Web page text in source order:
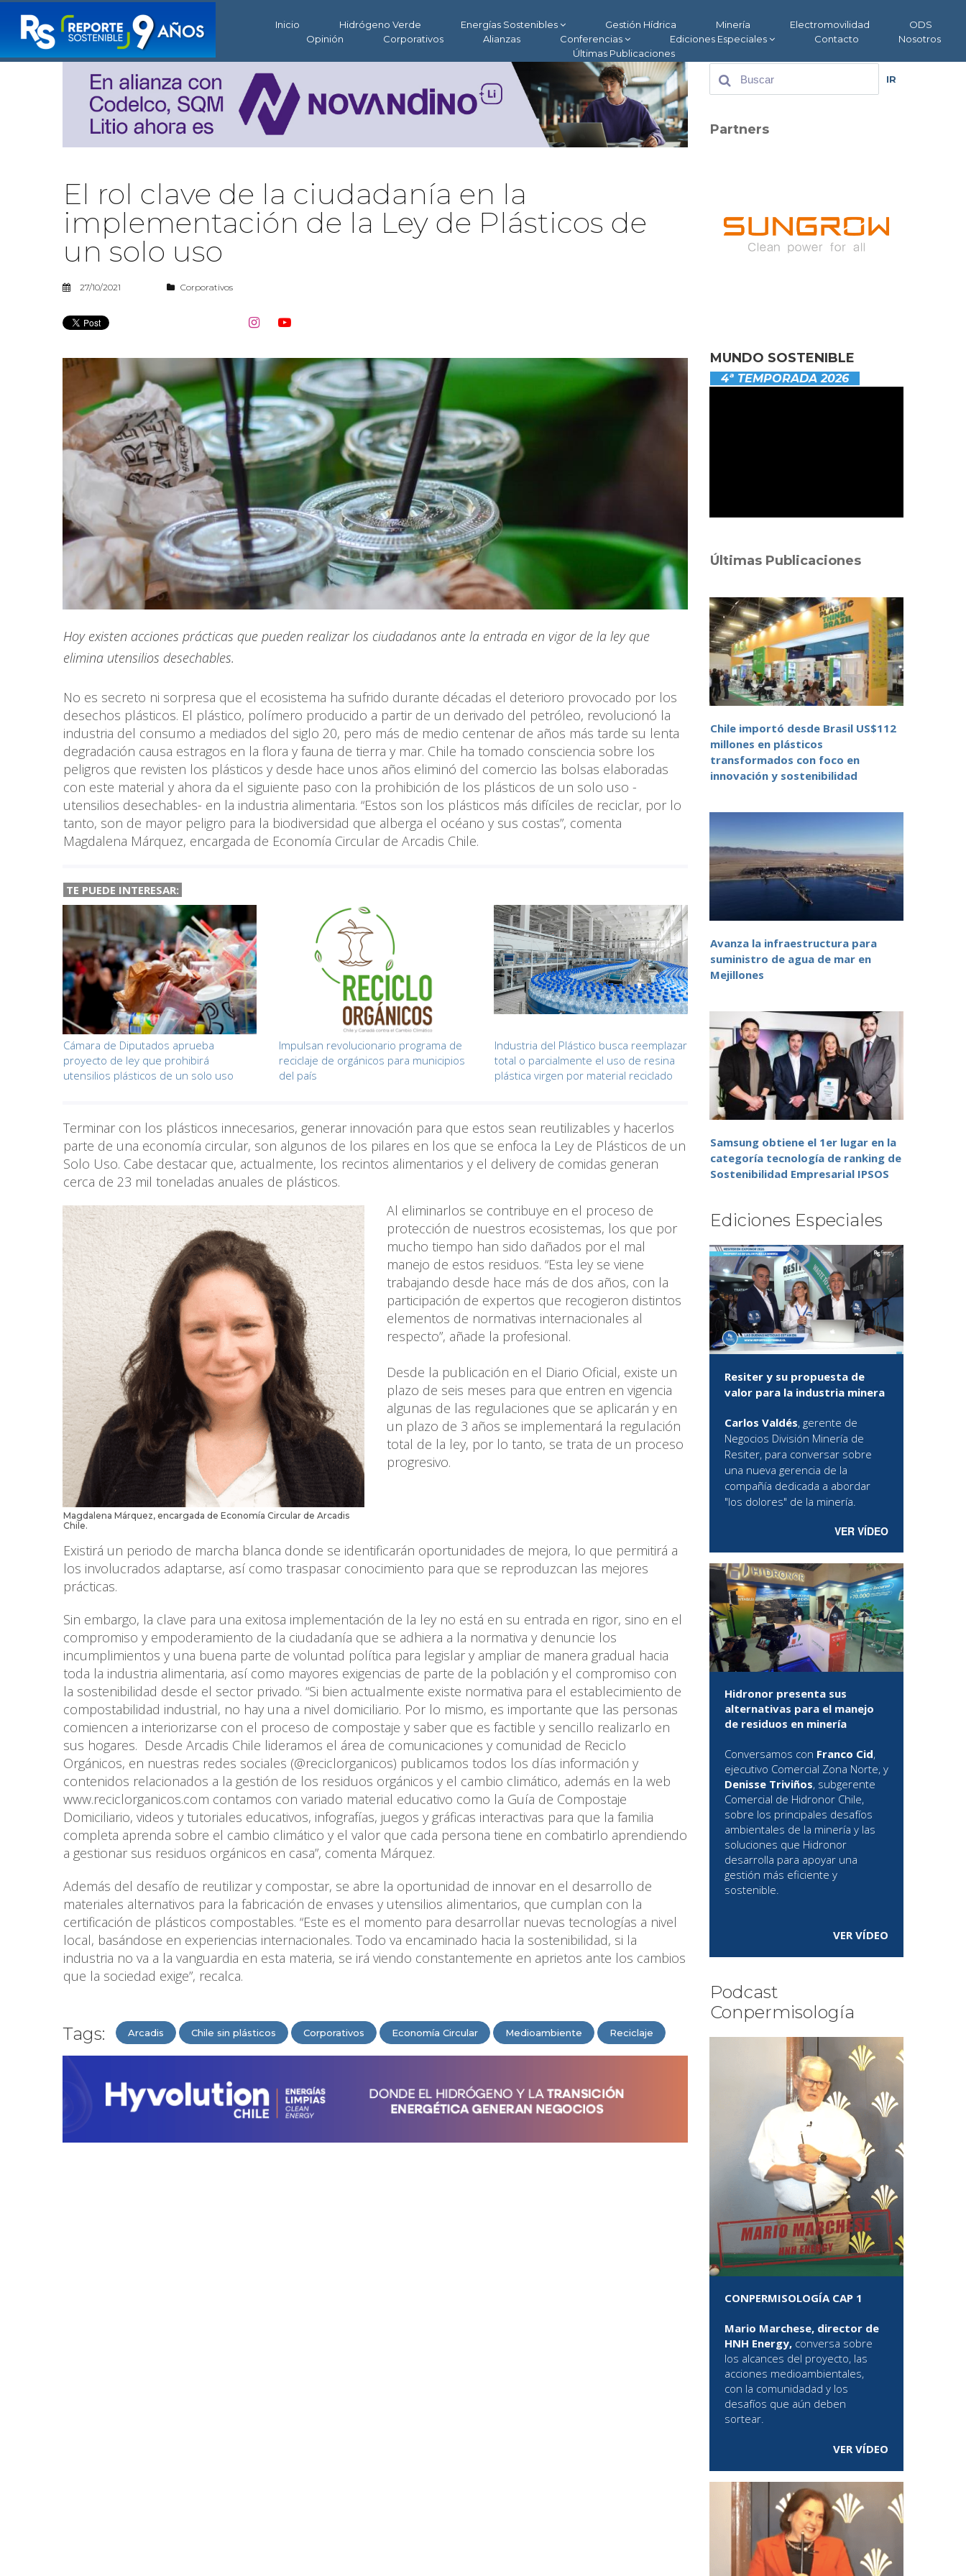
Inicio Hidrógeno Verde Energías Sostenibles Gestión Hídrica Minería Electromovilidad
ODS
Opinión
Corporativos Alianzas Conferencias Ediciones Especiales Contacto
Nosotros
Últimas Publicaciones
El rol clave de la ciudadanía en la
implementación de la Ley de Plásticos de
un solo uso
27/10/2021 Corporativos
 
Hoy existen acciones prácticas que pueden realizar los ciudadanos ante la entrada en vigor de la ley que
elimina utensilios desechables.
No es secreto ni sorpresa que el ecosistema ha sufrido durante décadas el deterioro provocado por los
desechos plásticos. El plástico, polímero producido a partir de un derivado del petróleo, revolucionó la
industria del consumo a mediados del siglo 20, pero más de medio centenar de años más tarde su lenta
degradación causa estragos en la flora y fauna de tierra y mar. Chile ha tomado consciencia sobre los
peligros que revisten los plásticos y desde hace unos años eliminó del comercio las bolsas elaboradas
con este material y ahora da el siguiente paso con la prohibición de los plásticos de un solo uso -
utensilios desechables- en la industria alimentaria. “Estos son los plásticos más difíciles de reciclar, por lo
tanto, son de mayor peligro para la biodiversidad que alberga el océano y sus costas”, comenta
Magdalena Márquez, encargada de Economía Circular de Arcadis Chile.
TE PUEDE INTERESAR:
Cámara de Diputados aprueba
proyecto de ley que prohibirá
utensilios plásticos de un solo uso
Impulsan revolucionario programa de
reciclaje de orgánicos para municipios
del país
Industria del Plástico busca reemplazar
total o parcialmente el uso de resina
plástica virgen por material reciclado
Terminar con los plásticos innecesarios, generar innovación para que estos sean reutilizables y hacerlos
parte de una economía circular, son algunos de los pilares en los que se enfoca la Ley de Plásticos de un
Solo Uso. Cabe destacar que, actualmente, los recintos alimentarios y el delivery de comidas generan
cerca de 23 mil toneladas anuales de plásticos.
Magdalena Márquez, encargada de Economía Circular de Arcadis
Chile.
Al eliminarlos se contribuye en el proceso de
protección de nuestros ecosistemas, los que por
mucho tiempo han sido dañados por el mal
manejo de estos residuos. “Esta ley se viene
trabajando desde hace más de dos años, con la
participación de expertos que recogieron distintos
elementos de normativas internacionales al
respecto”, añade la profesional.
Desde la publicación en el Diario Oficial, existe un
plazo de seis meses para que entren en vigencia
algunas de las regulaciones que se aplicarán y en
un plazo de 3 años se implementará la regulación
total de la ley, por lo tanto, se trata de un proceso
progresivo.
Existirá un periodo de marcha blanca donde se identificarán oportunidades de mejora, lo que permitirá a
los involucrados adaptarse, así como traspasar conocimiento para que se reproduzcan las mejores
prácticas.
Sin embargo, la clave para una exitosa implementación de la ley no está en su entrada en rigor, sino en el
compromiso y empoderamiento de la ciudadanía que se adhiera a la normativa y denuncie los
incumplimientos y una buena parte de voluntad política para legislar y ampliar de manera gradual hacia
toda la industria alimentaria, así como mayores exigencias de parte de la población y el compromiso con
la sostenibilidad desde el sector privado. “Si bien actualmente existe normativa para el establecimiento de
compostabilidad industrial, no hay una a nivel domiciliario. Por lo mismo, es importante que las personas
comiencen a interiorizarse con el proceso de compostaje y saber que es factible y sencillo realizarlo en
sus hogares. Desde Arcadis Chile lideramos el área de comunicaciones y comunidad de Reciclo
Orgánicos, en nuestras redes sociales (@reciclorganicos) publicamos todos los días información y
contenidos relacionados a la gestión de los residuos orgánicos y el cambio climático, además en la web
www.reciclorganicos.com contamos con variado material educativo como la Guía de Compostaje
Domiciliario, videos y tutoriales educativos, infografías, juegos y gráficas interactivas para que la familia
completa aprenda sobre el cambio climático y el valor que cada persona tiene en combatirlo aprendiendo
a gestionar sus residuos orgánicos en casa”, comenta Márquez.
Además del desafío de reutilizar y compostar, se abre la oportunidad de innovar en el desarrollo de
materiales alternativos para la fabricación de envases y utensilios alimentarios, que cumplan con la
certificación de plásticos compostables. “Este es el momento para desarrollar nuevas tecnologías a nivel
local, basándose en experiencias internacionales. Todo va encaminado hacia la sostenibilidad, si la
industria no va a la vanguardia en esta materia, se irá viendo constantemente en aprietos ante los cambios
que la sociedad exige”, recalca.
Tags: Arcadis Chile sin plásticos Corporativos Economía Circular Medioambiente Reciclaje
IR
Partners
MUNDO SOSTENIBLE
4ª TEMPORADA 2026
Últimas Publicaciones
Chile importó desde Brasil US$112
millones en plásticos
transformados con foco en
innovación y sostenibilidad
Avanza la infraestructura para
suministro de agua de mar en
Mejillones
Samsung obtiene el 1er lugar en la
categoría tecnología de ranking de
Sostenibilidad Empresarial IPSOS
Ediciones Especiales
Resiter y su propuesta de
valor para la industria minera
Carlos Valdés, gerente de
Negocios División Minería de
Resiter, para conversar sobre
una nueva gerencia de la
compañía dedicada a abordar
"los dolores" de la minería.
VER VÍDEO
Hidronor presenta sus
alternativas para el manejo
de residuos en minería
Conversamos con Franco Cid,
ejecutivo Comercial Zona Norte, y
Denisse Triviños, subgerente
Comercial de Hidronor Chile,
sobre los principales desafíos
ambientales de la minería y las
soluciones que Hidronor
desarrolla para apoyar una
gestión más eficiente y
sostenible.
VER VÍDEO
Podcast
Conpermisología
CONPERMISOLOGÍA CAP 1
Mario Marchese, director de
HNH Energy, conversa sobre
los alcances del proyecto, las
acciones medioambientales,
con la comunidadad y los
desafíos que aún deben
sortear.
VER VÍDEO